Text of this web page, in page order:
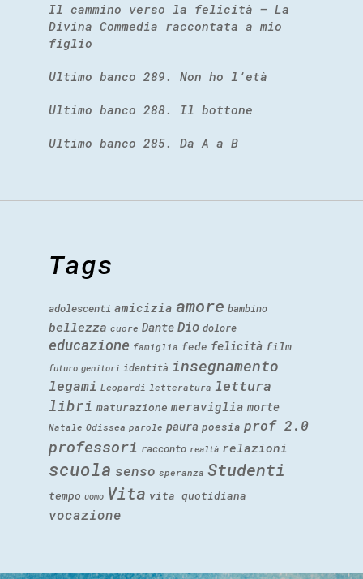
Il cammino verso la felicità – La
Divina Commedia raccontata a mio
figlio
Ultimo banco 289. Non ho l’età
Ultimo banco 288. Il bottone
Ultimo banco 285. Da A a B
Tags
adolescenti amicizia amore bambino
bellezza cuore Dante Dio dolore
educazione famiglia fede felicità film
futuro genitori identità insegnamento
legami Leopardi letteratura lettura
libri maturazione meraviglia morte
Natale Odissea parole paura poesia prof 2.0
professori racconto realtà relazioni
scuola senso speranza Studenti
tempo uomo Vita vita quotidiana
vocazione